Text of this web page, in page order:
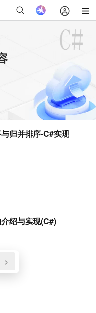
归并排序-C#实现
绍与实现(C#)
>